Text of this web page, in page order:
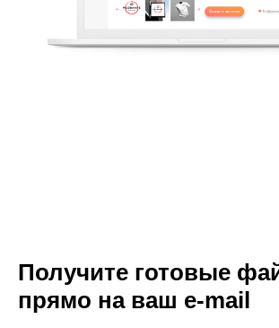
Получите готовые
прямо на ваш e-mail